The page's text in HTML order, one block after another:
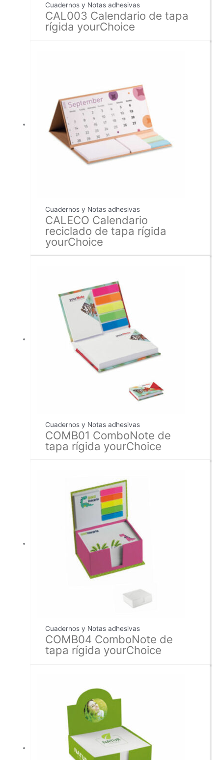
Cuadernos y Notas adhesivas
CAL003 Calendario de tapa
rígida yourChoice
Cuadernos y Notas adhesivas
CALECO Calendario
reciclado de tapa rígida
yourChoice
Cuadernos y Notas adhesivas
COMB01 ComboNote de
tapa rígida yourChoice
Cuadernos y Notas adhesivas
COMB04 ComboNote de
tapa rígida yourChoice